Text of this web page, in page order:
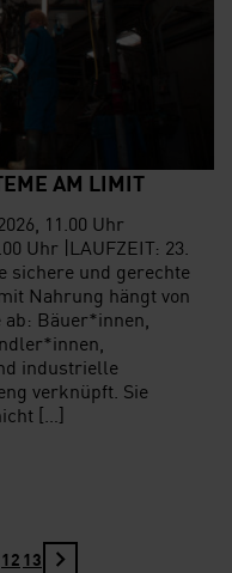
AM LIMIT
11.00 Uhr
Uhr |LAUFZEIT: 23.
sichere und gerechte
Nahrung hängt von
Bäuer*innen,
industrielle
verknüpft. Sie
[…]
12 13